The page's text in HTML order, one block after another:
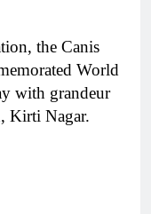
the Canis
World
with grandeur
Kirti Nagar.